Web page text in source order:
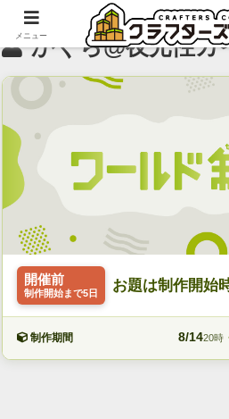
かぐら@夜光性カ
開催前
制作開始まで5日 お題は制作開始
制作期間 8/1420時
メニュー